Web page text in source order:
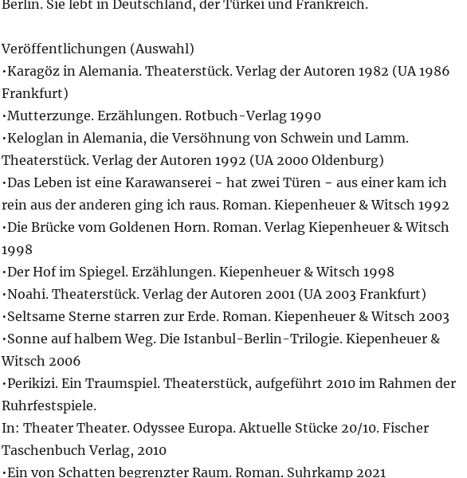
Berlin. Sie lebt in Deutschland, der Türkei und Frankreich.
Veröffentlichungen (Auswahl)
•Karagöz in Alemania. Theaterstück. Verlag der Autoren 1982 (UA 1986
Frankfurt)
•Mutterzunge. Erzählungen. Rotbuch-Verlag 1990
•Keloglan in Alemania, die Versöhnung von Schwein und Lamm.
Theaterstück. Verlag der Autoren 1992 (UA 2000 Oldenburg)
•Das Leben ist eine Karawanserei − hat zwei Türen − aus einer kam ich
rein aus der anderen ging ich raus. Roman. Kiepenheuer & Witsch 1992
•Die Brücke vom Goldenen Horn. Roman. Verlag Kiepenheuer & Witsch
1998
•Der Hof im Spiegel. Erzählungen. Kiepenheuer & Witsch 1998
•Noahi. Theaterstück. Verlag der Autoren 2001 (UA 2003 Frankfurt)
•Seltsame Sterne starren zur Erde. Roman. Kiepenheuer & Witsch 2003
•Sonne auf halbem Weg. Die Istanbul-Berlin-Trilogie. Kiepenheuer &
Witsch 2006
•Perikizi. Ein Traumspiel. Theaterstück, aufgeführt 2010 im Rahmen der
Ruhrfestspiele.
In: Theater Theater. Odyssee Europa. Aktuelle Stücke 20/10. Fischer
Taschenbuch Verlag, 2010
•Ein von Schatten begrenzter Raum. Roman. Suhrkamp 2021